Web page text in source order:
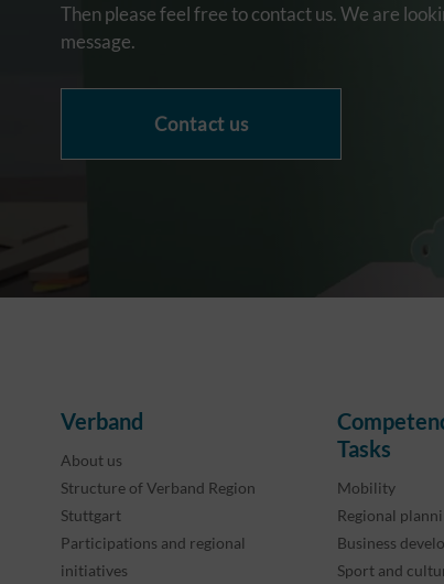
Then please feel free to contact us. We are
message.
Contact us
Verband
About us
Structure of Verband Region
Stuttgart
Participations and regional
initiatives
Tasks
Mobility
Regional
Business
Sport and